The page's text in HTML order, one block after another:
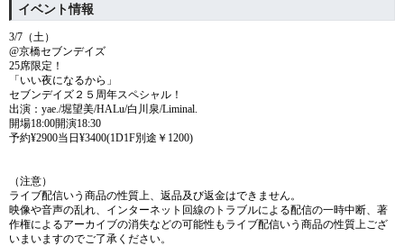
イベント情報
3/7（土）
@京橋セブンデイズ
25席限定！
「いい夜になるから」
セブンデイズ２５周年スペシャル！
出演：yae./堀望美/HALu/白川泉/Liminal.
開場18:00開演18:30
予約¥2900当日¥3400(1D1F別途￥1200)
（注意）
ライブ配信いう商品の性質上、返品及び返金はできません。
映像や音声の乱れ、インターネット回線のトラブルによる配信の一時中断、著
作権によるアーカイブの消失などの可能性もライブ配信いう商品の性質上ござ
いまいますのでご了承ください。